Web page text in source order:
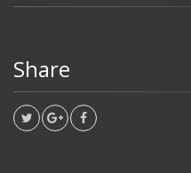
Share